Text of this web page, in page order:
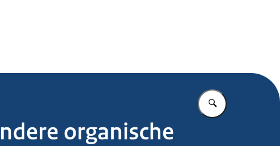
Vul in wat u
organische